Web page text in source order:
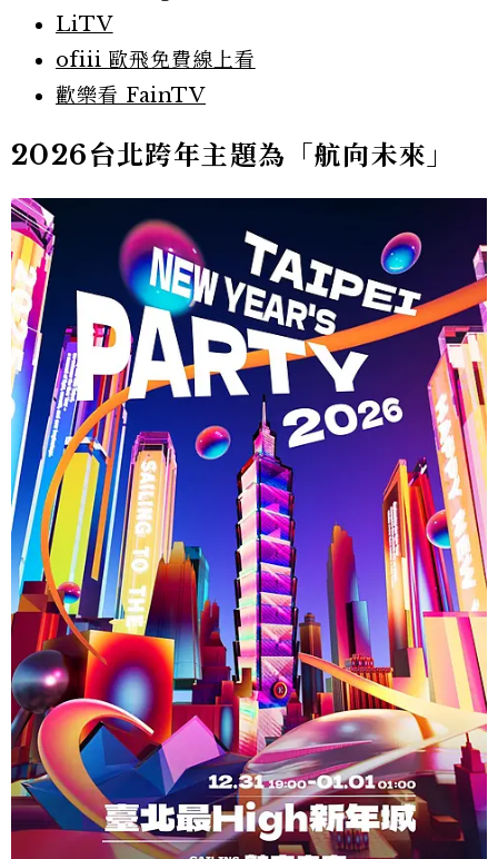
LiTV
ofiii 歐飛免費線上看
歡樂看 FainTV
2026台北跨年主題為「航向未來」